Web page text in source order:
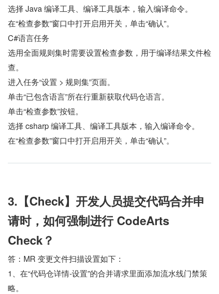
选择 Java 编译工具、编译工具版本，输入编译命令。
在“检查参数”窗口中打开启用开关，单击“确认”。
C#语言任务
选用全面规则集时需要设置检查参数，用于编译结果文件检
查。
进入任务“设置 > 规则集”页面。
单击“已包含语言”所在行重新获取代码仓语言。
单击“检查参数”按钮。
选择 csharp 编译工具、编译工具版本，输入编译命令。
在“检查参数”窗口中打开启用开关，单击“确认”。
3.【Check】开发人员提交代码合并申
请时，如何强制进行 CodeArts
Check？
答：MR 变更文件扫描设置如下：
1、在“代码仓详情-设置”的合并请求里面添加流水线门禁策
略。